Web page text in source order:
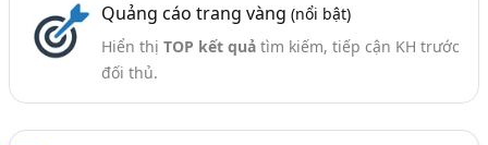
Quảng cáo trang vàng (nổi bật)
Hiển thị TOP kết quảtìm kiếm, tiếp cận KH trước
đối thủ.